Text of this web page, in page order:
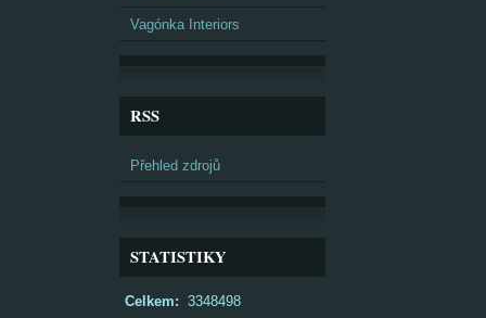
Vagónka Interiors
RSS
Přehled zdrojů
STATISTIKY
Celkem: 3348498